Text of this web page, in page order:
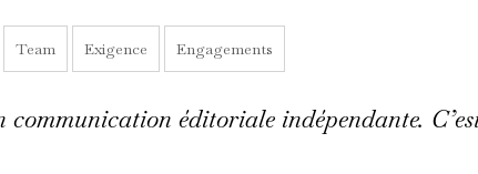
Team Exigence Engagements
communication éditoriale indépendante.